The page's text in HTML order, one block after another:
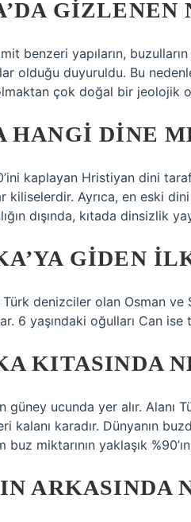
GIZLENEN
benzeri yapıların,
olduğu duyuruldu. Bu
çok doğal bir jeolojik
HANGI DINE
kaplayan Hristiyan dini
kiliselerdir. Ayrıca, en eski
dışında, kıtada dinsizlik
GIDEN
denizciler olan Osman ve
6 yaşındaki oğulları Can
KITASINDA
güney ucunda yer alır. Alanı
kalanı karadır. Dünyanın
miktarının yaklaşık
ARKASINDA